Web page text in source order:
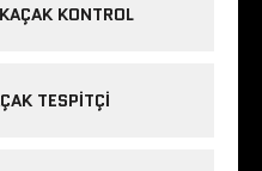
KONTROL
TESPITÇI